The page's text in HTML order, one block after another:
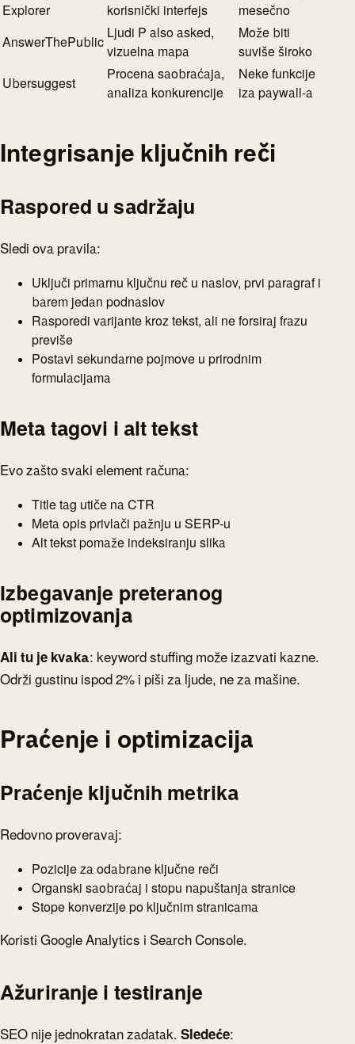
Explorer
korisnički interfejs
mesečno
AnswerThePublic
Ljudi P also asked,
vizuelna mapa
Može biti
suviše široko
Ubersuggest
Procena saobraćaja,
analiza konkurencije
Neke funkcije
iza paywall-a
Integrisanje ključnih reči
Raspored u sadržaju
Sledi ova pravila:
Uključi primarnu ključnu reč u naslov, prvi paragraf i
barem jedan podnaslov
Rasporedi varijante kroz tekst, ali ne forsiraj frazu
previše
Postavi sekundarne pojmove u prirodnim
formulacijama
Meta tagovi i alt tekst
Evo zašto svaki element računa:
Title tag utiče na CTR
Meta opis privlači pažnju u SERP-u
Alt tekst pomaže indeksiranju slika
Izbegavanje preteranog
optimizovanja
Ali tu je kvaka: keyword stuffing može izazvati kazne.
Održi gustinu ispod 2% i piši za ljude, ne za mašine.
Praćenje i optimizacija
Praćenje ključnih metrika
Redovno proveravaj:
Pozicije za odabrane ključne reči
Organski saobraćaj i stopu napuštanja stranice
Stope konverzije po ključnim stranicama
Koristi Google Analytics i Search Console.
Ažuriranje i testiranje
SEO nije jednokratan zadatak. Sledeće: